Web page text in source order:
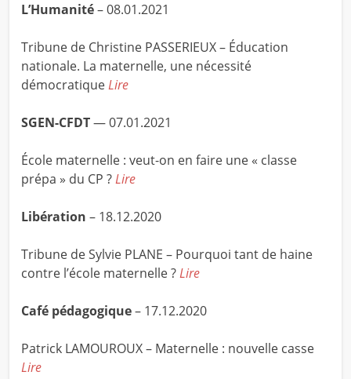
L’Humanité– 08.01.2021
Tribune de Christine PASSERIEUX – Éducation
nationale. La maternelle, une nécessité
démocratiqueLire
SGEN-CFDT— 07.01.2021
École maternelle : veut-on en faire une « classe
prépa » du CP ?Lire
Libération – 18.12.2020
Tribune de Sylvie PLANE – Pourquoi tant de haine
contre l’école maternelle ?Lire
Café pédagogique– 17.12.2020
Patrick LAMOUROUX – Maternelle : nouvelle casse
Lire